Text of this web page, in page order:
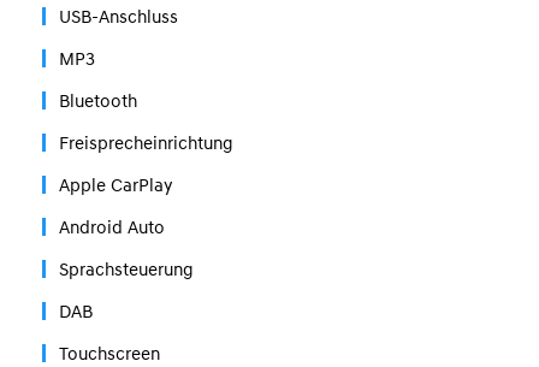
USB-Anschluss
MP3
Bluetooth
Freisprecheinrichtung
Apple CarPlay
Android Auto
Sprachsteuerung
DAB
Touchscreen